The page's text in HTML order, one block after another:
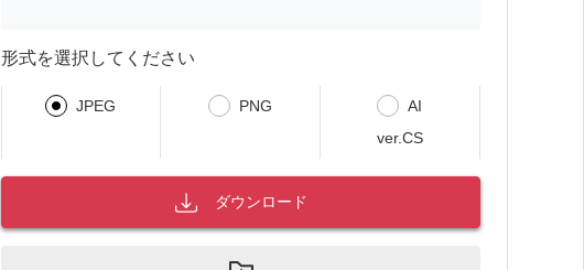
形式を選択してください
JPEG PNG
AI
ver.CS
ダウンロード